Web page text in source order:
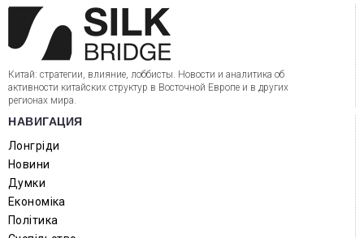
Китай: стратегии, влияние, лоббисты. Новости и аналитика об
активности китайских структур в Восточной Европе и в других
регионах мира.
НАВИГАЦИЯ
Лонгріди
Новини
Думки
Економіка
Політика